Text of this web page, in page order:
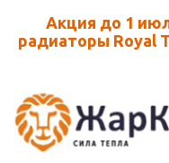
Акция до 1
радиаторы Royal